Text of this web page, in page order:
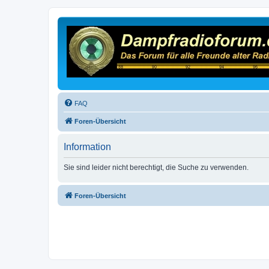
FAQ
Foren-Übersicht
Information
Sie sind leider nicht berechtigt, die Suche zu verwenden.
Foren-Übersicht